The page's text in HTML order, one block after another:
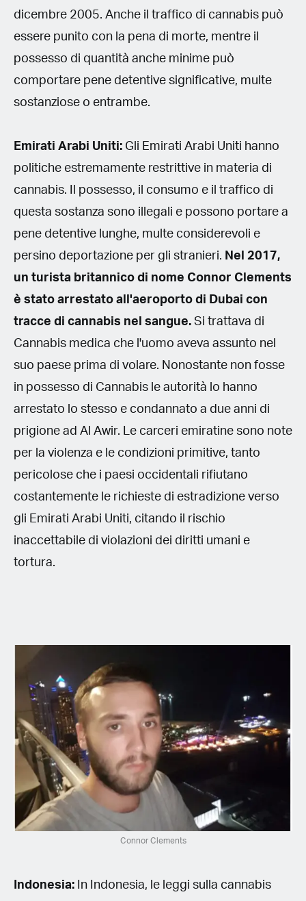
dicembre 2005. Anche il traffico di cannabis può
essere punito con la pena di morte, mentre il
possesso di quantità anche minime può
comportare pene detentive significative, multe
sostanziose o entrambe.
Emirati Arabi Uniti: Gli Emirati Arabi Uniti hanno
politiche estremamente restrittive in materia di
cannabis. Il possesso, il consumo e il traffico di
questa sostanza sono illegali e possono portare a
pene detentive lunghe, multe considerevoli e
persino deportazione per gli stranieri. Nel 2017,
un turista britannico di nome Connor Clements
è stato arrestato all'aeroporto di Dubai con
tracce di cannabis nel sangue. Si trattava di
Cannabis medica che l'uomo aveva assunto nel
suo paese prima di volare. Nonostante non fosse
in possesso di Cannabis le autorità lo hanno
arrestato lo stesso e condannato a due anni di
prigione ad Al Awir. Le carceri emiratine sono note
per la violenza e le condizioni primitive, tanto
pericolose che i paesi occidentali rifiutano
costantemente le richieste di estradizione verso
gli Emirati Arabi Uniti, citando il rischio
inaccettabile di violazioni dei diritti umani e
tortura.
Connor Clements
Indonesia: In Indonesia, le leggi sulla cannabis